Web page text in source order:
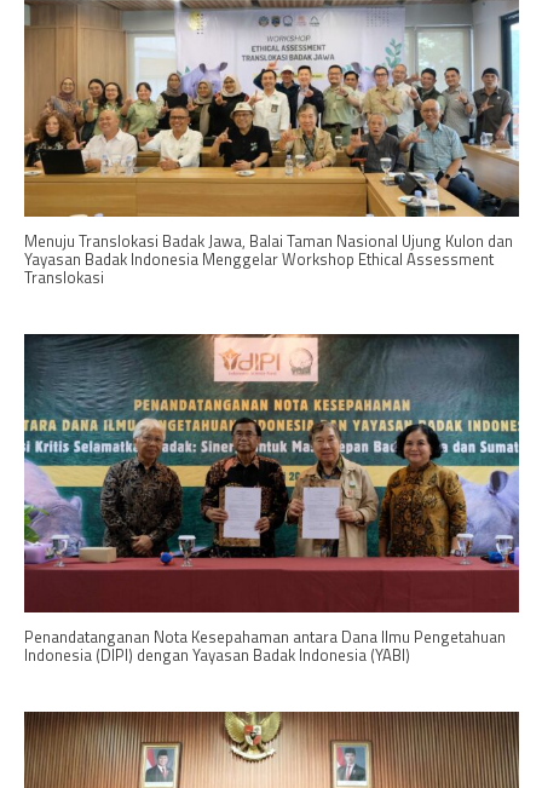
Menuju Translokasi Badak Jawa, Balai Taman Nasional Ujung Kulon dan
Yayasan Badak Indonesia Menggelar Workshop Ethical Assessment
Translokasi
Penandatanganan Nota Kesepahaman antara Dana Ilmu Pengetahuan
Indonesia (DIPI) dengan Yayasan Badak Indonesia (YABI)